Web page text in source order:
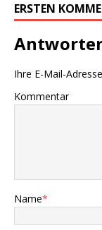
ERSTEN
Ihre E-Mail-
Kommentar
Name*